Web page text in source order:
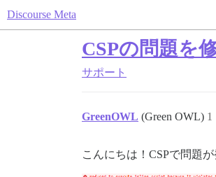
Discourse Meta
CSPの問題を
サポート
GreenOWL (Green OWL) 1
こんにちは！CSPで問題